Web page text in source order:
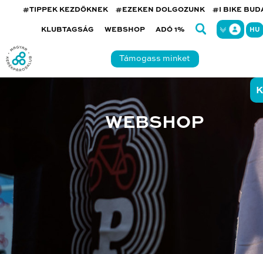
#TIPPEK KEZDŐKNEK #EZEKEN DOLGOZUNK #I BIKE
KLUBTAGSÁG WEBSHOP ADÓ 1% HU
Támogass minket
WEBSHOP